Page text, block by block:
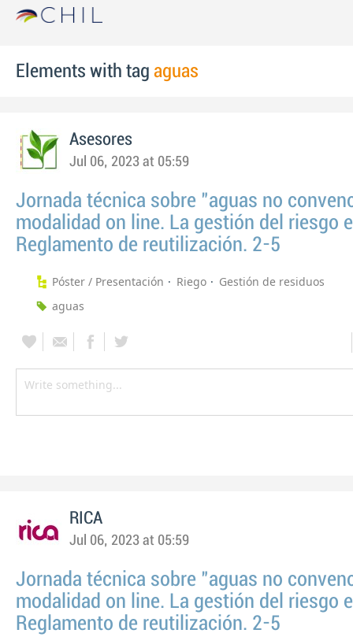
Elements with tag aguas
Asesores
Jul 06, 2023 at 05:59
Jornada técnica sobre "aguas no
modalidad on line. La gestión del riesgo
Reglamento de reutilización. 2-5
Póster / Presentación Riego
Gestión de residuos
aguas
RICA
Jul 06, 2023 at 05:59
Jornada técnica sobre "aguas no
modalidad on line. La gestión del riesgo
Reglamento de reutilización. 2-5